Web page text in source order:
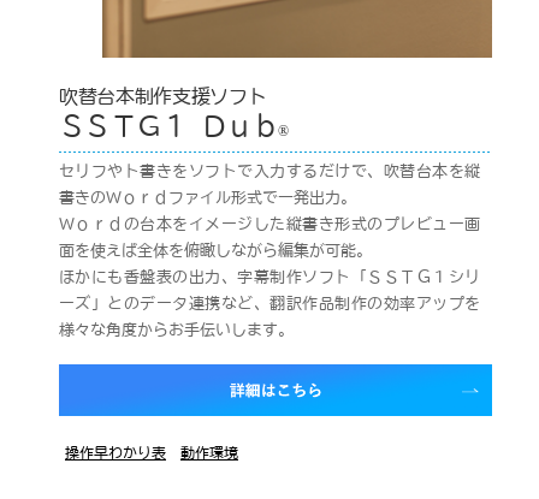
吹替台本制作支援ソフト
ＳＳＴＧ１ Ｄｕｂ®
セリフやト書きをソフトで入力するだけで、吹替台本を縦
書きのＷｏｒｄファイル形式で一発出力。
Ｗｏｒｄの台本をイメージした縦書き形式のプレビュー画
面を使えば全体を俯瞰しながら編集が可能。
ほかにも香盤表の出力、字幕制作ソフト「ＳＳＴＧ１シリ
ーズ」とのデータ連携など、翻訳作品制作の効率アップを
様々な角度からお手伝いします。
操作早わかり表 動作環境